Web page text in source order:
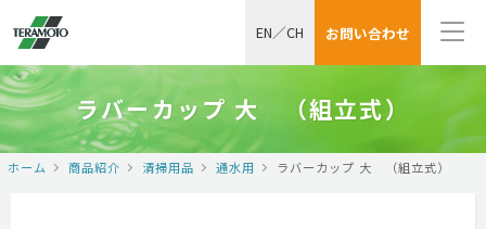
お問い合わせ
EN／CH
ラバーカップ 大 （組立式）
ホーム 商品紹介 清掃用品 通水用 ラバーカップ 大 （組立式）